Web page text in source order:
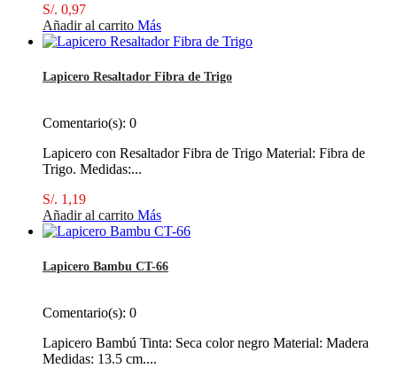
S/. 0,97
Añadir al carrito Más
Lapicero Resaltador Fibra de Trigo
Comentario(s): 0
Lapicero con Resaltador Fibra de Trigo Material: Fibra de
Trigo. Medidas:...
S/. 1,19
Añadir al carrito Más
Lapicero Bambu CT-66
Comentario(s): 0
Lapicero Bambú Tinta: Seca color negro Material: Madera
Medidas: 13.5 cm....